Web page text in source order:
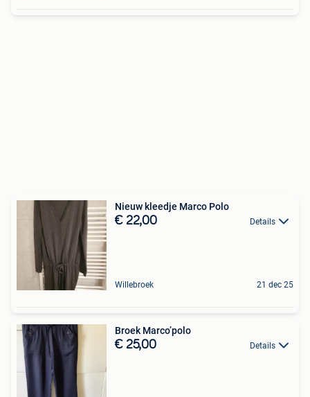
Nieuw kleedje Marco Polo
€ 22,00 Details
Willebroek 21 dec 25
Broek Marco’polo
€ 25,00 Details